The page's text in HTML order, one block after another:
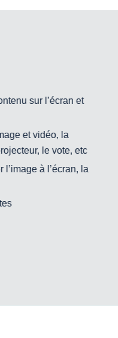
sur l’écran et
et vidéo, la
le vote, etc
à l’écran, la